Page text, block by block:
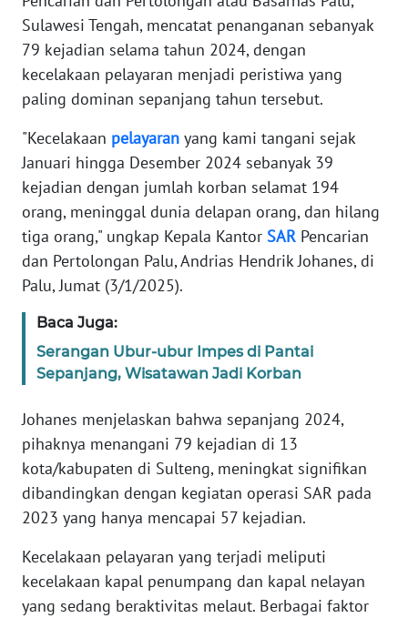
Sulawesi Tengah, mencatat penanganan sebanyak
79 kejadian selama tahun 2024, dengan
kecelakaan pelayaran menjadi peristiwa yang
paling dominan sepanjang tahun tersebut.
"Kecelakaan pelayaran yang kami tangani sejak
Januari hingga Desember 2024 sebanyak 39
kejadian dengan jumlah korban selamat 194
orang, meninggal dunia delapan orang, dan hilang
tiga orang," ungkap Kepala Kantor SAR Pencarian
dan Pertolongan Palu, Andrias Hendrik Johanes, di
Palu, Jumat (3/1/2025).
Baca Juga:
Serangan Ubur-ubur Impes di Pantai
Sepanjang, Wisatawan Jadi Korban
Johanes menjelaskan bahwa sepanjang 2024,
pihaknya menangani 79 kejadian di 13
kota/kabupaten di Sulteng, meningkat signifikan
dibandingkan dengan kegiatan operasi SAR pada
2023 yang hanya mencapai 57 kejadian.
Kecelakaan pelayaran yang terjadi meliputi
kecelakaan kapal penumpang dan kapal nelayan
yang sedang beraktivitas melaut. Berbagai faktor
REDAKSI
KARIR
DISCLAIMER
Wahana
News
Regional
WN
SUMUT
JAKARTA
WN
WN
BANTEN
NTT
WN
KEPRI